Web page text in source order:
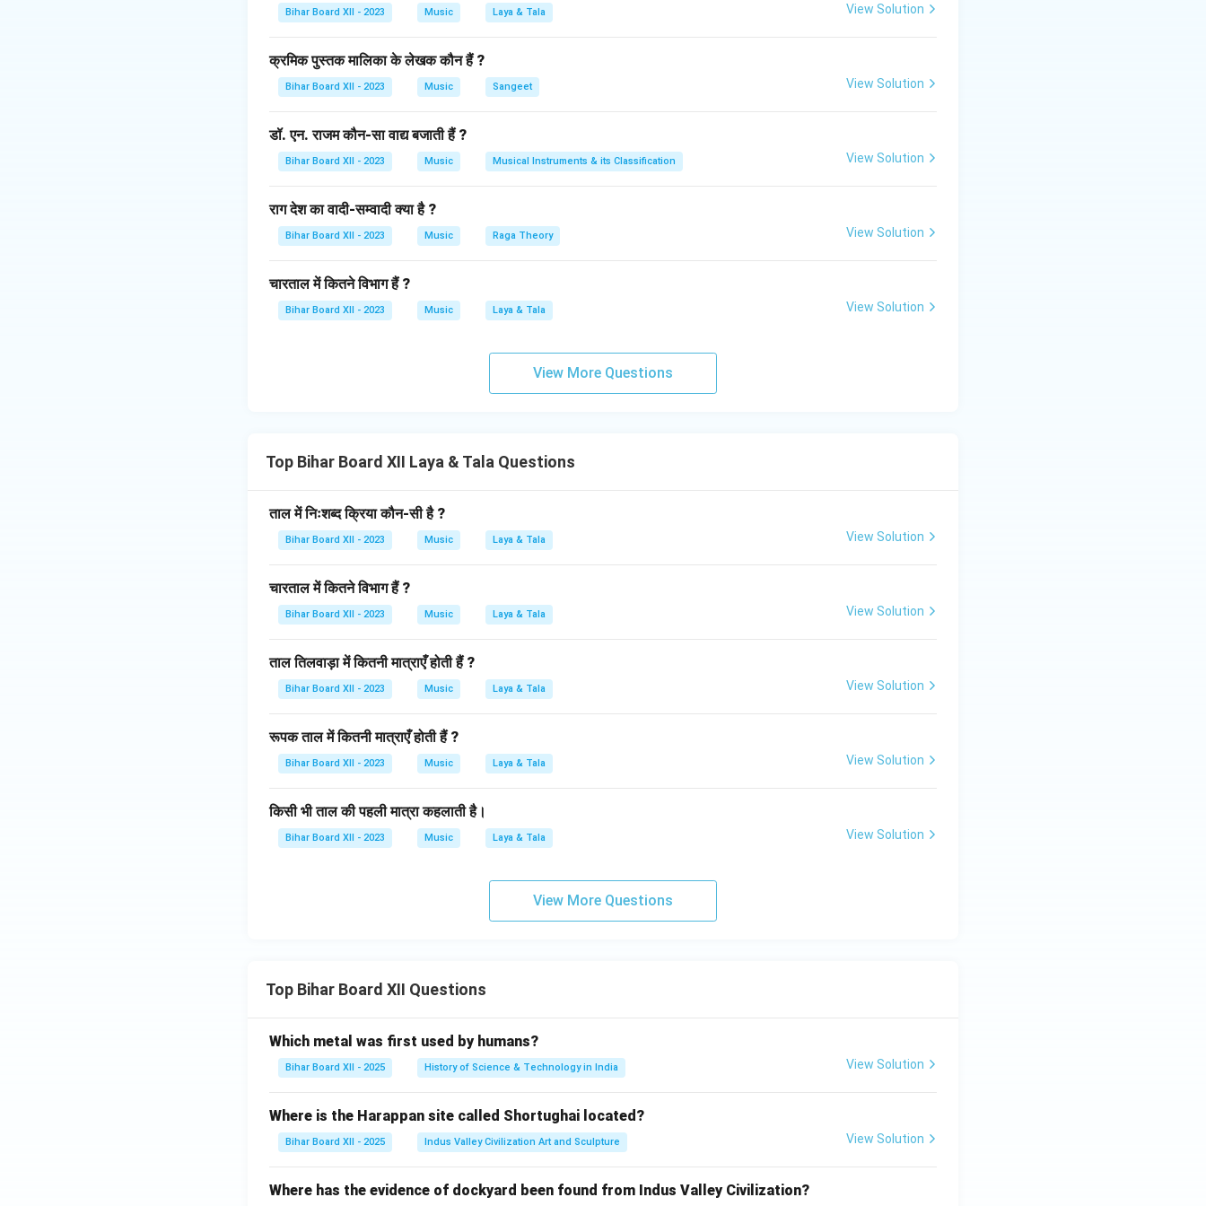
दिलाती है। - तीवरा ताल का इस्तेमाल विशेष रूप से धीमी और मध्यम गति वाले रचनाओं में किया जाता है, जहां लय की सटीकता
और संरचना इसे भारतीय शास्त्रीय संगीत में महत्वपूर्ण बनाती है।
Download Solution in PDF
Bihar Board XII - 2023 Music Laya & Tala View Solution
क्रमिक पुस्तक मालिका के लेखक कौन हैं ?
Bihar Board XII - 2023 Music Sangeet View Solution
डॉ. एन. राजम कौन-सा वाद्य बजाती हैं ?
Bihar Board XII - 2023 Music Musical Instruments & its Classification View Solution
राग देश का वादी-सम्वादी क्या है ?
Bihar Board XII - 2023 Music Raga Theory View Solution
चारताल में कितने विभाग हैं ?
Bihar Board XII - 2023 Music Laya & Tala View Solution
View More Questions
Top Bihar Board XII Laya & Tala Questions
ताल में निःशब्द क्रिया कौन-सी है ?
Bihar Board XII - 2023 Music Laya & Tala View Solution
चारताल में कितने विभाग हैं ?
Bihar Board XII - 2023 Music Laya & Tala View Solution
ताल तिलवाड़ा में कितनी मात्राएँ होती हैं ?
Bihar Board XII - 2023 Music Laya & Tala View Solution
रूपक ताल में कितनी मात्राएँ होती हैं ?
Bihar Board XII - 2023 Music Laya & Tala View Solution
किसी भी ताल की पहली मात्रा कहलाती है।
Bihar Board XII - 2023 Music Laya & Tala View Solution
View More Questions
Top Bihar Board XII Questions
Which metal was first used by humans?
Bihar Board XII - 2025 History of Science & Technology in India View Solution
Where is the Harappan site called Shortughai located?
Bihar Board XII - 2025 Indus Valley Civilization Art and Sculpture View Solution
Where has the evidence of dockyard been found from Indus Valley Civilization?